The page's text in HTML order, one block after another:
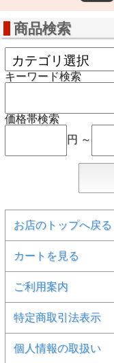
商品検索
キーワード検索
価格帯検索
円 ～
お店のトップへ戻る
カートを見る
ご利用案内
特定商取引法表示
個人情報の取扱い